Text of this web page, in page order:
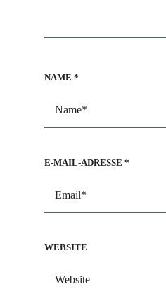
NAME *
E-MAIL-ADRESSE *
WEBSITE